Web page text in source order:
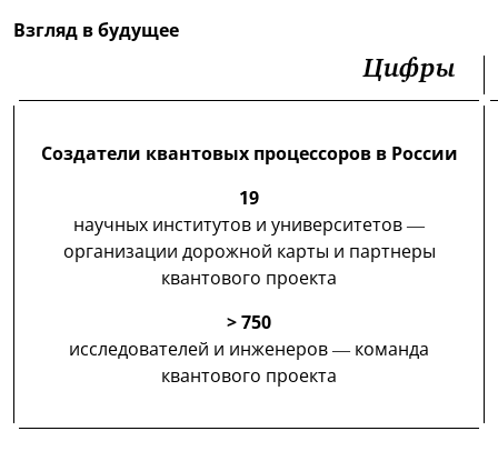
Взгляд в будущее
Создатели квантовых процессоров в России
19
научных институтов и университетов —
организации дорожной карты и партнеры
квантового проекта
> 750
исследователей и инженеров — команда
квантового проекта
Цифры